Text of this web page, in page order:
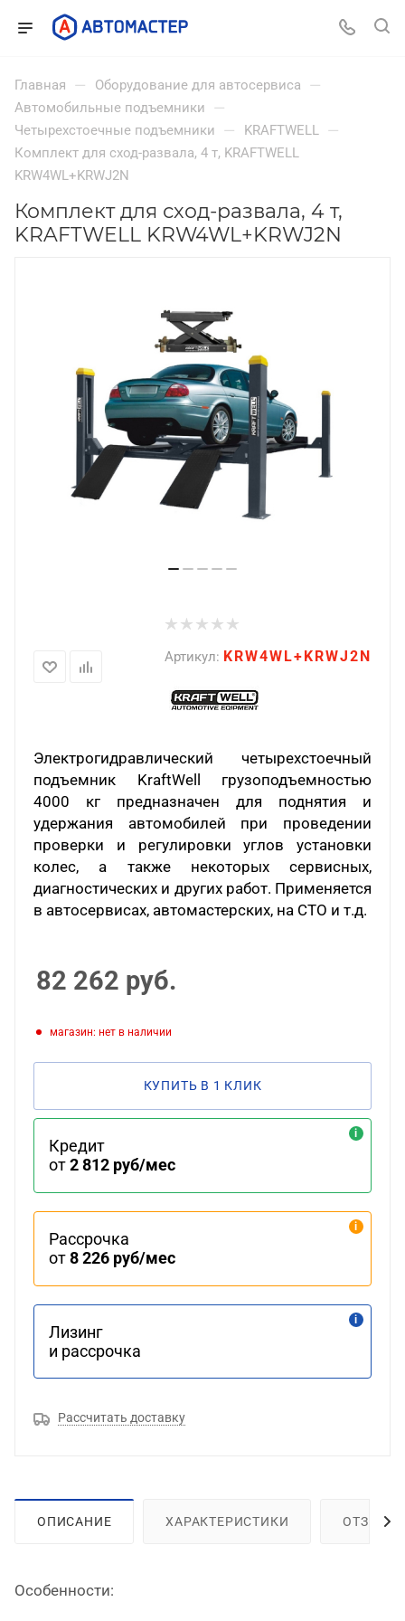
Главная — Оборудование для автосервиса —
Автомобильные подъемники —
Четырехстоечные подъемники — KRAFTWELL —
Комплект для сход-развала, 4 т, KRAFTWELL
KRW4WL+KRWJ2N
Комплект для сход-развала, 4 т,
KRAFTWELL KRW4WL+KRWJ2N
Артикул: KRW4WL+KRWJ2N
Электрогидравлический четырехстоечный
подъемник KraftWell грузоподъемностью
4000 кг предназначен для поднятия и
удержания автомобилей при проведении
проверки и регулировки углов установки
колес, а также некоторых сервисных,
диагностических и других работ. Применяется
в автосервисах, автомастерских, на СТО и т.д.
82 262 руб.
Магазин: нет в наличии
КУПИТЬ В 1 КЛИК
Кредит
от2 812 руб/мес
Рассрочка
от8 226 руб/мес
Лизинг
и рассрочка
Рассчитать доставку
ОПИСАНИЕ ХАРАКТЕРИСТИКИ ОТЗЫВЫ
Особенности: